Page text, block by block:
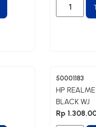
50001183
HP
BLACK WJ
Rp